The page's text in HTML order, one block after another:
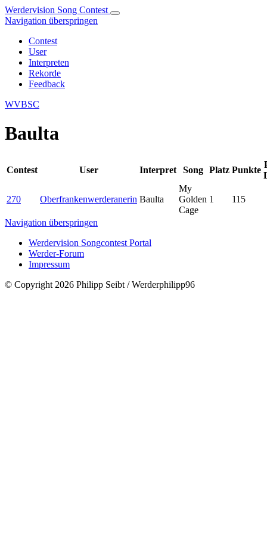
Werdervision Song Contest
Navigation überspringen
Contest
User
Interpreten
Rekorde
Feedback
WVBSC
Baulta
Contest User Interpret Song Platz Punkte
270 Oberfrankenwerderanerin Baulta
My
Golden
Cage
1 115
Navigation überspringen
Werdervision Songcontest Portal
Werder-Forum
Impressum
© Copyright 2026 Philipp Seibt / Werderphilipp96